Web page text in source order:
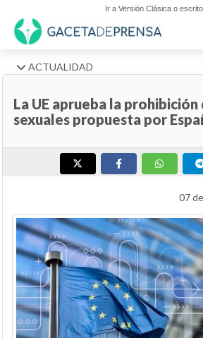
Ir a Versión Clásica o
ACTUALIDAD
La UE aprueba la
sexuales propuesta por
07